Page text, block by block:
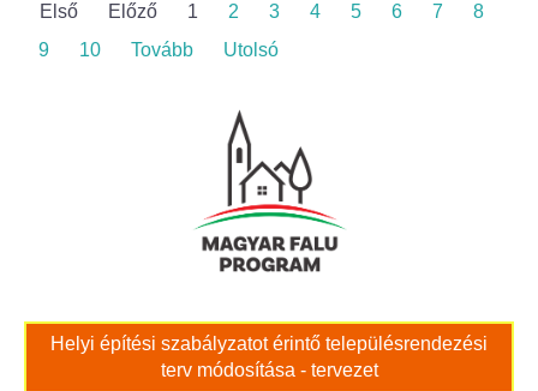
Első Előző 1 2 3 4 5 6 7
8
9
10 Tovább Utolsó
Helyi építési szabályzatot érintő településrendezési
terv módosítása - tervezet